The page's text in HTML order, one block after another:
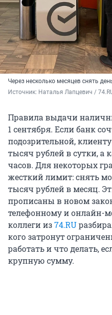
Через несколько месяцев снять
Источник: Наталья Лапцевич /
Правила выдачи
1 сентября. Если банк
подозрительной,
тысяч рублей в сутки, а
часов. Для некоторых
жесткий лимит: снять
тысяч рублей в месяц.
прописаны в новом
телефонному и онлайн-
коллеги из74.RU
кого затронут
работать и что делать,
крупную сумму.